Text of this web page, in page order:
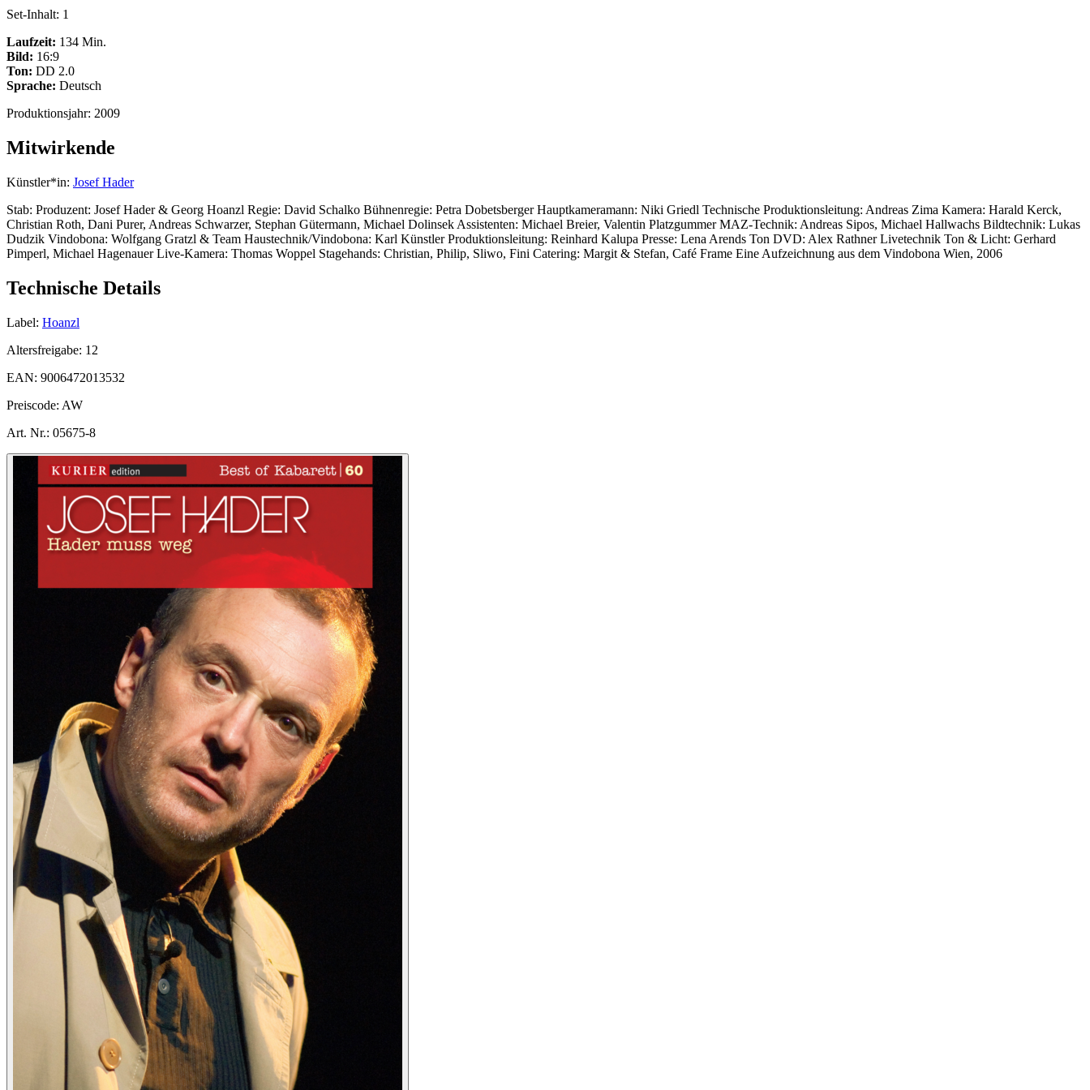
Set-Inhalt: 1
Laufzeit: 134 Min.
Bild: 16:9
Ton: DD 2.0
Sprache: Deutsch
Produktionsjahr: 2009
Mitwirkende
Künstler*in: Josef Hader
Stab: Produzent: Josef Hader & Georg Hoanzl Regie: David Schalko Bühnenregie: Petra Dobetsberger Hauptkameramann: Niki Griedl Technische Produktionsleitung: Andreas Zima Kamera: Harald Kerck,
Christian Roth, Dani Purer, Andreas Schwarzer, Stephan Gütermann, Michael Dolinsek Assistenten: Michael Breier, Valentin Platzgummer MAZ-Technik: Andreas Sipos, Michael Hallwachs Bildtechnik: Lukas
Dudzik Vindobona: Wolfgang Gratzl & Team Haustechnik/Vindobona: Karl Künstler Produktionsleitung: Reinhard Kalupa Presse: Lena Arends Ton DVD: Alex Rathner Livetechnik Ton & Licht: Gerhard
Pimperl, Michael Hagenauer Live-Kamera: Thomas Woppel Stagehands: Christian, Philip, Sliwo, Fini Catering: Margit & Stefan, Café Frame Eine Aufzeichnung aus dem Vindobona Wien, 2006
Technische Details
Label: Hoanzl
Altersfreigabe: 12
EAN: 9006472013532
Preiscode: AW
Art. Nr.: 05675-8